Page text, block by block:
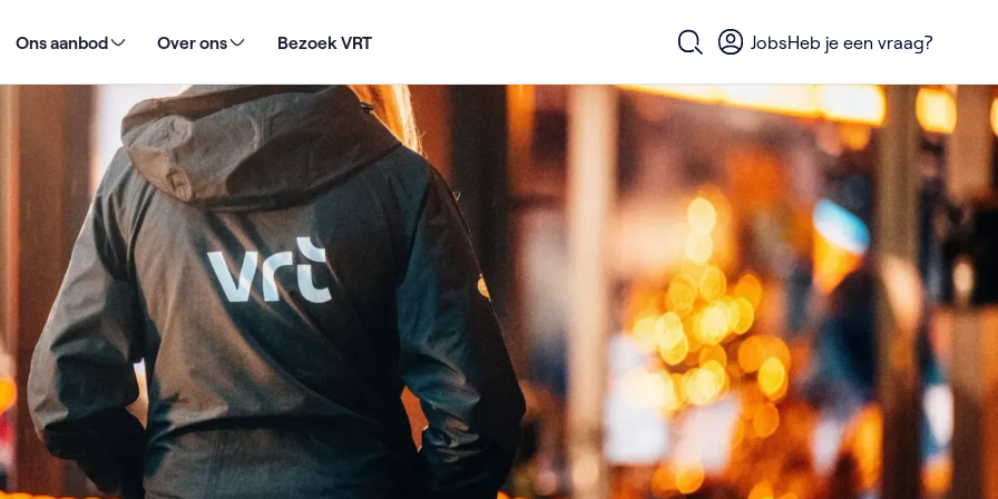
Ons aanbod Over ons Bezoek VRT
Open zoekformulier
JobsHeb je een vraag?
bij VRT NWS